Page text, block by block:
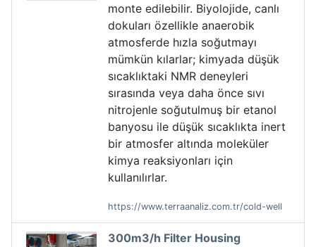
monte edilebilir. Biyolojide, canlı
dokuları özellikle anaerobik
atmosferde hızla soğutmayı
mümkün kılarlar; kimyada düşük
sıcaklıktaki NMR deneyleri
sırasında veya daha önce sıvı
nitrojenle soğutulmuş bir etanol
banyosu ile düşük sıcaklıkta inert
bir atmosfer altında moleküler
kimya reaksiyonları için
kullanılırlar.
https://www.terraanaliz.com.tr/cold-well
300m3/h Filter Housing